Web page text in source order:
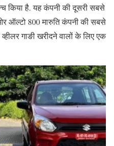
किया है. यह कंपनी की दूसरी सबसे
ऑल्टो 800 मारुति कंपनी की सबसे
गाङी खरीदने वालों के लिए एक